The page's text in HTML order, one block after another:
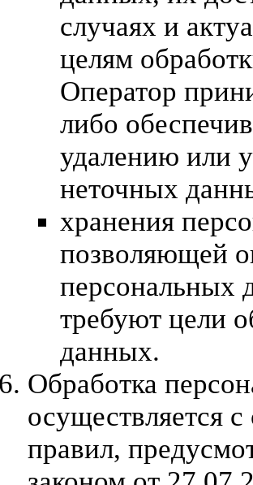
случаях и
целям
Оператор
либо
удалению или
неточных
хранения
позволяющей
персональных
требуют цели
данных.
Обработка
осуществляется
правил,